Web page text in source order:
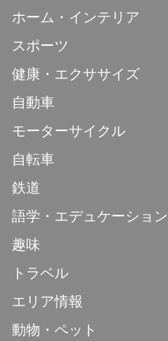
ホーム・インテリア
スポーツ
健康・エクササイズ
自動車
モーターサイクル
自転車
鉄道
語学・エデュケーション
趣味
トラベル
エリア情報
動物・ペット